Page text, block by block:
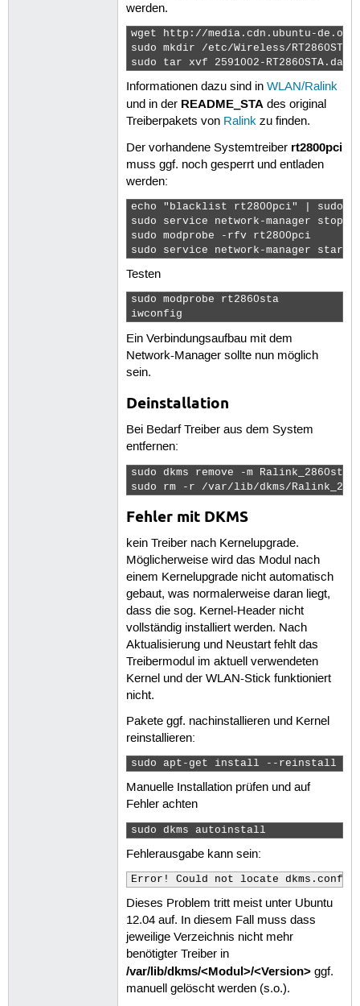
werden.
wget http://media.cdn.ubuntu-de.org/
sudo mkdir /etc/Wireless/RT2860STA
sudo tar xvf 2591002-
Informationen dazu sind in WLAN/Ralink
und in der README_STAdes original
Treiberpakets von Ralinkzu finden.
Der vorhandene Systemtreiber rt2800pci
muss ggf. noch gesperrt und entladen
werden:
echo "blacklist rt2800pci" | sudo
sudo service network-manager stop
sudo modprobe -rfv rt2800pci
sudo service network-manager start
Testen
sudo modprobe rt2860sta
iwconfig
Ein Verbindungsaufbau mit dem
Network-Manager sollte nun möglich
sein.
Deinstallation
Bei Bedarf Treiber aus dem System
entfernen:
sudo dkms remove -m
sudo rm -r /var/lib/dkms/
Fehler mit DKMS
kein Treiber nach Kernelupgrade.
Möglicherweise wird das Modul nach
einem Kernelupgrade nicht automatisch
gebaut, was normalerweise daran liegt,
dass die sog. Kernel-Header nicht
vollständig installiert werden. Nach
Aktualisierung und Neustart fehlt das
Treibermodul im aktuell verwendeten
Kernel und der WLAN-Stick funktioniert
nicht.
Pakete ggf. nachinstallieren und Kernel
reinstallieren:
sudo apt-get install --reinstall
Manuelle Installation prüfen und auf
Fehler achten
sudo dkms autoinstall
Fehlerausgabe kann sein:
Error! Could not locate dkms.conf
Dieses Problem tritt meist unter Ubuntu
12.04 auf. In diesem Fall muss dass
jeweilige Verzeichnis nicht mehr
benötigter Treiber in
/var/lib/dkms/<Modul>/<Version>ggf.
manuell gelöscht werden (s.o.).